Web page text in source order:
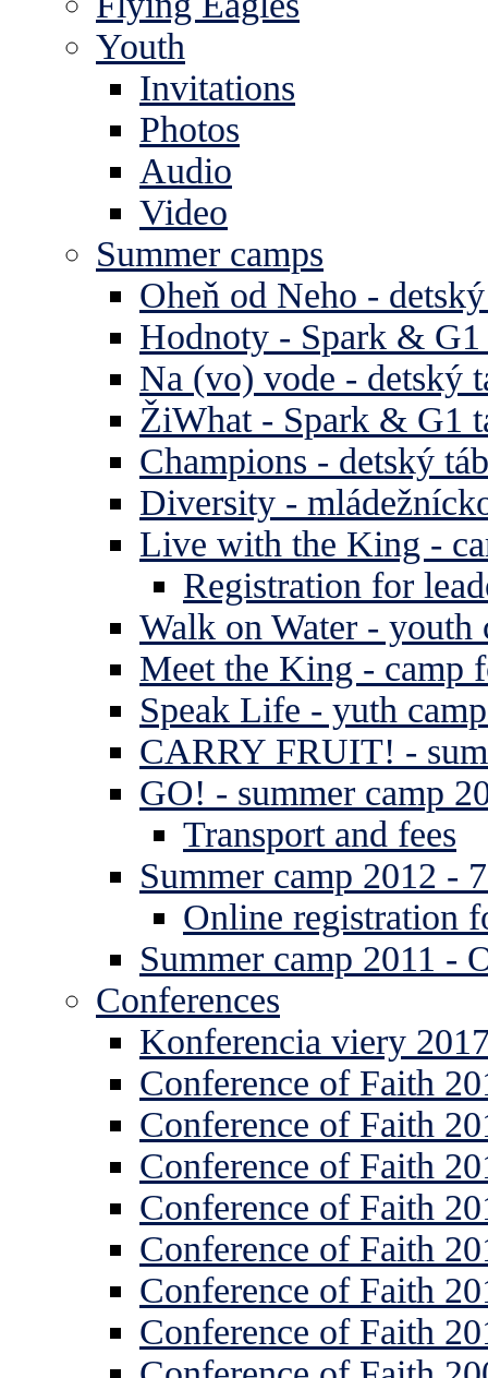
Youth
Invitations
Photos
Audio
Video
Summer camps
Oheň od Neho -
Hodnoty - Spark & G1
Na (vo) vode - detský
ŽiWhat - Spark & G1
Champions - detský
Diversity -
Live with the King -
Registration for
Walk on Water - youth
Meet the King - camp
Speak Life - yuth
CARRY FRUIT! -
GO! - summer camp
Transport and fees
Summer camp 2012 -
Online registration
Summer camp 2011 -
Conferences
Konferencia viery
Conference of Faith
Conference of Faith
Conference of Faith
Conference of Faith
Conference of Faith
Conference of Faith
Conference of Faith